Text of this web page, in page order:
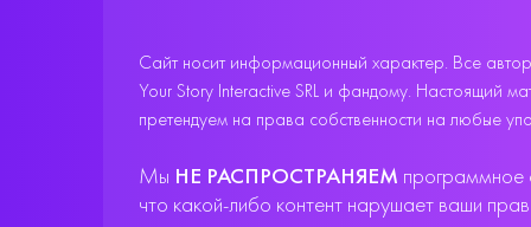
Сайт носит информационный характер. Все
Your Story Interactive SRL и фандому. Настоящий
претендуем на права собственности на любые
Мы НЕ РАСПРОСТРАНЯЕМ программное
что какой-либо контент нарушает ваши